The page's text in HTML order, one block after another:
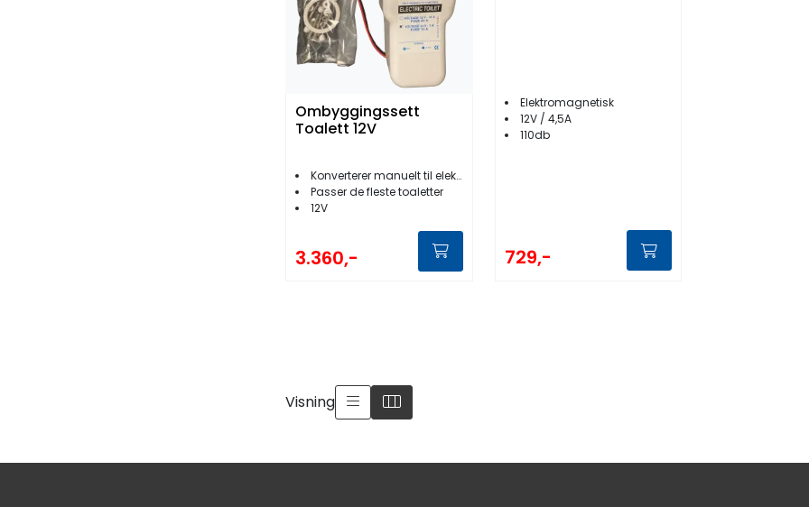
Ombyggingssett
Toalett 12V
Konverterer manuelt til elektrisk
Passer de fleste toaletter
12V
3.360,-
Elektromagnetisk
12V / 4,5A
110db
729,-
Visning